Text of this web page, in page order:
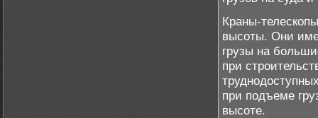
Краны-
высоты. Они
грузы на
при
при подъеме
высоте.